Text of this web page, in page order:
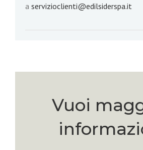
a servizioclienti@edilsiderspa.it
Vuoi